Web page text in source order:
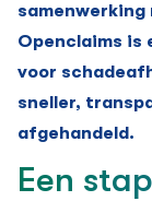
samenwerking
Openclaims is
voor
sneller,
afgehandeld.
Een